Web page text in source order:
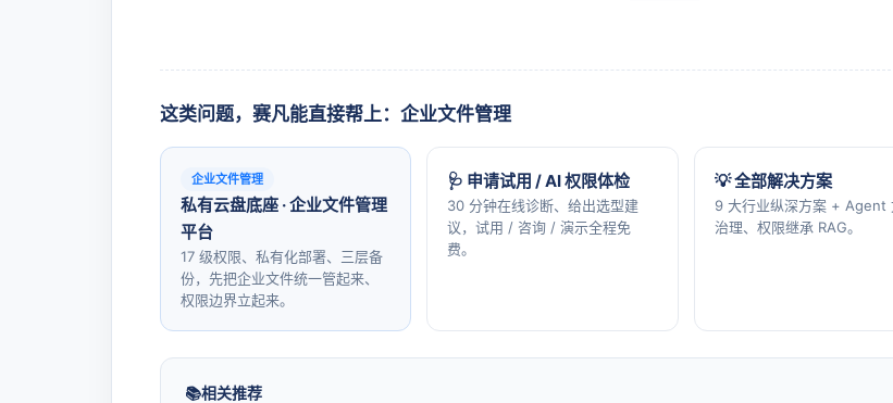
这类问题，赛凡能直接帮上：企业文件管理
企业文件管理
私有云盘底座 · 企业文件管理
平台
17 级权限、私有化部署、三层备
份，先把企业文件统一管起来、
权限边界立起来。
🩺 申请试用 / AI 权限体检
30 分钟在线诊断、给出选型建
议，试用 / 咨询 / 演示全程免
费。
💡 全部解决方案
9 大行业纵深方案 + Agent
治理、权限继承 RAG。
相关推荐